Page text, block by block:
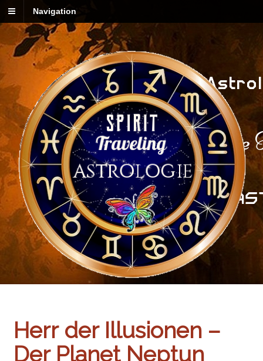
Navigation
Herr der Illusionen –
Der Planet Neptun